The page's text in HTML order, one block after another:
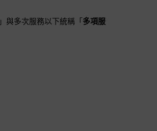
」與多次服務以下統稱「 多項服